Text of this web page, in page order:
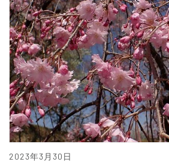
2023年3月30日